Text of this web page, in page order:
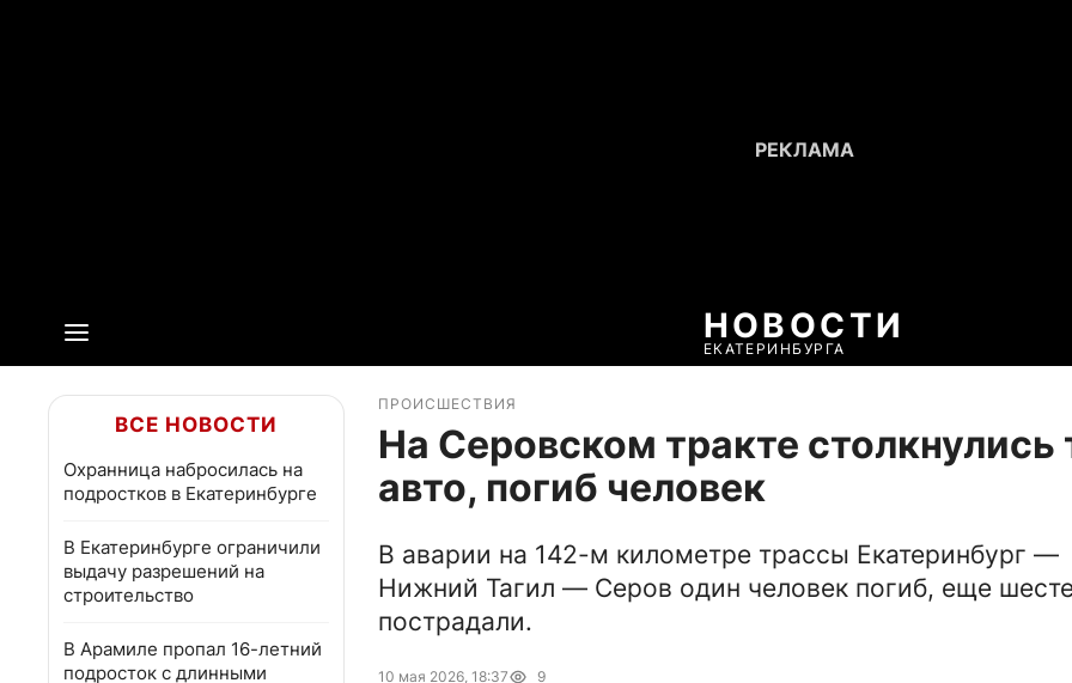
НОВОСТИ
ЕКАТЕРИНБУРГА
ВСЕ НОВОСТИ
Охранница набросилась на
подростков в Екатеринбурге
В Екатеринбурге ограничили
выдачу разрешений на
строительство
В Арамиле пропал 16-летний
подросток с длинными
ПРОИСШЕСТВИЯ
На Серовском тракте столкнулись
авто, погиб человек
В аварии на 142-м километре трассы Екатеринбург —
Нижний Тагил — Серов один человек погиб, еще
пострадали.
10 мая 2026, 18:37 9